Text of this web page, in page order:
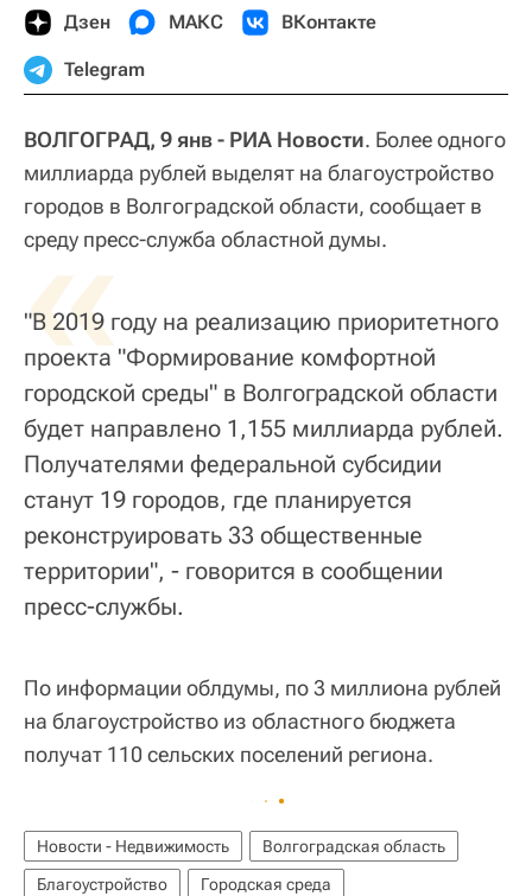
Дзен МАКС ВКонтакте
Telegram
ВОЛГОГРАД, 9 янв - РИА Новости. Более одного
миллиарда рублей выделят на благоустройство
городов в Волгоградской области, сообщает в
среду пресс-служба областной думы.
«
"В 2019 году на реализацию приоритетного
проекта "Формирование комфортной
городской среды" в Волгоградской области
будет направлено 1,155 миллиарда рублей.
Получателями федеральной субсидии
станут 19 городов, где планируется
реконструировать 33 общественные
территории", - говорится в сообщении
пресс-службы.
По информации облдумы, по 3 миллиона рублей
на благоустройство из областного бюджета
получат 110 сельских поселений региона.
Новости - Недвижимость
Волгоградская область
Благоустройство
Городская среда